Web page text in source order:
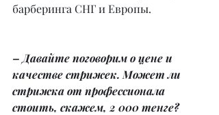
барберинга СНГ и Европы.
– Давайте поговорим о цене и
качестве стрижек. Может ли
стрижка от профессионала
стоить, скажем, 2 000 тенге?